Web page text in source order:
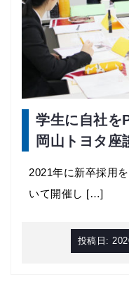
学生に自社を
岡山トヨタ座
2021年に新卒採用
いて開催し […]
投稿日: